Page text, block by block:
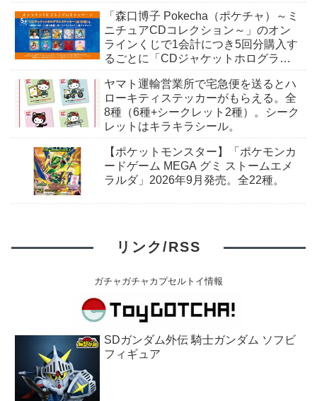
「森口博子 Pokecha（ポケチャ）～ミ
ニチュアCDコレクション～」のオン
ラインくじで1会計につき5回分購入す
るごとに「CDジャケットホログラム
月15日〜。
ヤマト運輸営業所で宅急便を送るとハ
ローキティステッカーがもらえる。全
8種（6種+シークレット2種）。シーク
レットはキラキラシール。
【ポケットモンスター】「ポケモンカ
ードゲーム MEGA グミ ストームエメ
ラルダ」2026年9月発売。全22種。
リンク/RSS
ガチャガチャカプセルトイ情報
SDガンダム外伝 騎士ガンダム ソフビ
フィギュア